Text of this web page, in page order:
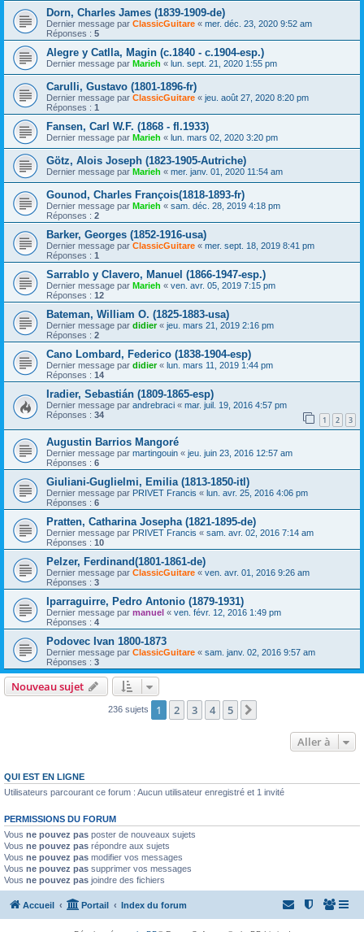
Dorn, Charles James (1839-1909-de)
Dernier message par ClassicGuitare « mer. déc. 23, 2020 9:52 am
Réponses : 5
Alegre y Catlla, Magin (c.1840 - c.1904-esp.)
Dernier message par Marieh « lun. sept. 21, 2020 1:55 pm
Carulli, Gustavo (1801-1896-fr)
Dernier message par ClassicGuitare « jeu. août 27, 2020 8:20 pm
Réponses : 1
Fansen, Carl W.F. (1868 - fl.1933)
Dernier message par Marieh « lun. mars 02, 2020 3:20 pm
Götz, Alois Joseph (1823-1905-Autriche)
Dernier message par Marieh « mer. janv. 01, 2020 11:54 am
Gounod, Charles François(1818-1893-fr)
Dernier message par Marieh « sam. déc. 28, 2019 4:18 pm
Réponses : 2
Barker, Georges (1852-1916-usa)
Dernier message par ClassicGuitare « mer. sept. 18, 2019 8:41 pm
Réponses : 1
Sarrablo y Clavero, Manuel (1866-1947-esp.)
Dernier message par Marieh « ven. avr. 05, 2019 7:15 pm
Réponses : 12
Bateman, William O. (1825-1883-usa)
Dernier message par didier« jeu. mars 21, 2019 2:16 pm
Réponses : 2
Cano Lombard, Federico (1838-1904-esp)
Dernier message par didier« lun. mars 11, 2019 1:44 pm
Réponses : 14
Iradier, Sebastián (1809-1865-esp)
Dernier message par andrebraci « mar. juil. 19, 2016 4:57 pm
Réponses : 34 1 2 3
Augustin Barrios Mangoré
Dernier message par martingouin « jeu. juin 23, 2016 12:57 am
Réponses : 6
Giuliani-Guglielmi, Emilia (1813-1850-itl)
Dernier message par PRIVET Francis « lun. avr. 25, 2016 4:06 pm
Réponses : 6
Pratten, Catharina Josepha (1821-1895-de)
Dernier message par PRIVET Francis « sam. avr. 02, 2016 7:14 am
Réponses : 10
Pelzer, Ferdinand(1801-1861-de)
Dernier message par ClassicGuitare « ven. avr. 01, 2016 9:26 am
Réponses : 3
Iparraguirre, Pedro Antonio (1879-1931)
Dernier message par manuel « ven. févr. 12, 2016 1:49 pm
Réponses : 4
Podovec Ivan 1800-1873
Dernier message par ClassicGuitare « sam. janv. 02, 2016 9:57 am
Réponses : 3
Nouveau sujet
236 sujets 1 2 3 4 5
Aller à
QUI EST EN LIGNE
Utilisateurs parcourant ce forum : Aucun utilisateur enregistré et 1 invité
PERMISSIONS DU FORUM
Vous ne pouvez pas poster de nouveaux sujets
Vous ne pouvez pas répondre aux sujets
Vous ne pouvez pas modifier vos messages
Vous ne pouvez pas supprimer vos messages
Vous ne pouvez pas joindre des fichiers
Accueil Portail Index du forum